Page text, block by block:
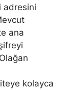
adresini
ana
kolayca